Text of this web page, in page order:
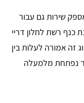
שירות גם עבור
כנף רשת לחלון דריי
זה אמורה לעלות בין
אשר נפתחת מלמעלה